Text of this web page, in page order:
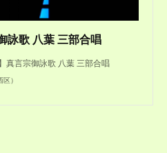
詠歌 八葉 三部合唱
真言宗御詠歌 八葉 三部合唱
）